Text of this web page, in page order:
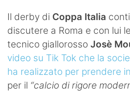
Il derby di Coppa Italia
discutere a Roma e con lui
tecnico giallorosso Josè
video su Tik Tok che la
ha realizzato per prendere
per il “calcio di rigore